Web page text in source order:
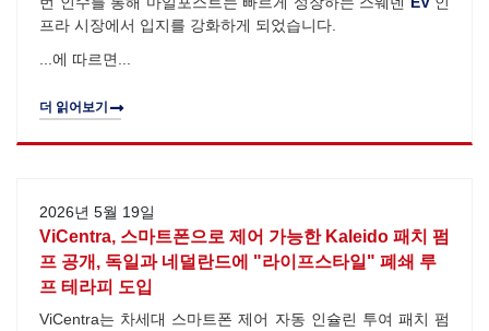
프라 시장에서 입지를 강화하게 되었습니다.
...에 따르면...
더 읽어보기
2026년 5월 19일
ViCentra, 스마트폰으로 제어 가능한 Kaleido 패치 펌
프 공개, 독일과 네덜란드에 "라이프스타일" 폐쇄 루
프 테라피 도입
ViCentra는 차세대 스마트폰 제어 자동 인슐린 투여 패치 펌